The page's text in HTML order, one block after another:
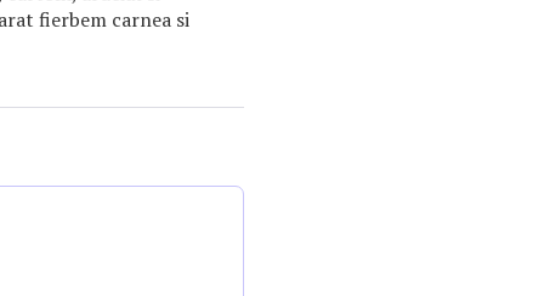
fierbem carnea si